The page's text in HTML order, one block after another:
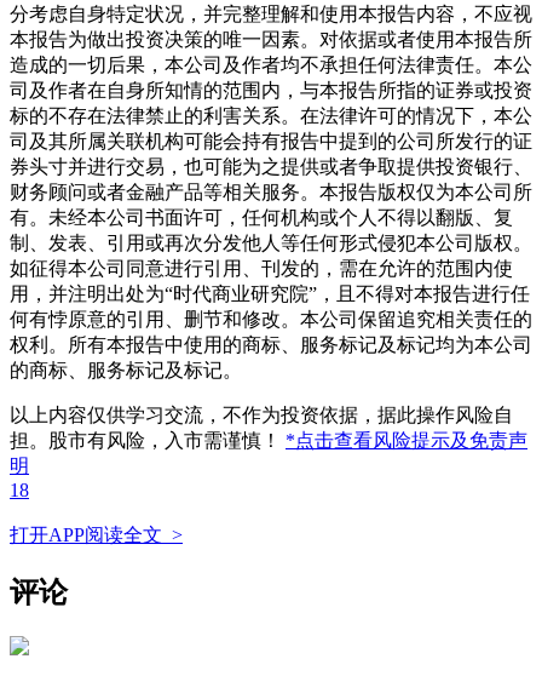
分考虑自身特定状况，并完整理解和使用本报告内容，不应视
本报告为做出投资决策的唯一因素。对依据或者使用本报告所
造成的一切后果，本公司及作者均不承担任何法律责任。本公
司及作者在自身所知情的范围内，与本报告所指的证券或投资
标的不存在法律禁止的利害关系。在法律许可的情况下，本公
司及其所属关联机构可能会持有报告中提到的公司所发行的证
券头寸并进行交易，也可能为之提供或者争取提供投资银行、
财务顾问或者金融产品等相关服务。本报告版权仅为本公司所
有。未经本公司书面许可，任何机构或个人不得以翻版、复
制、发表、引用或再次分发他人等任何形式侵犯本公司版权。
如征得本公司同意进行引用、刊发的，需在允许的范围内使
用，并注明出处为“时代商业研究院”，且不得对本报告进行任
何有悖原意的引用、删节和修改。本公司保留追究相关责任的
权利。所有本报告中使用的商标、服务标记及标记均为本公司
的商标、服务标记及标记。
以上内容仅供学习交流，不作为投资依据，据此操作风险自
担。股市有风险，入市需谨慎！ *点击查看风险提示及免责声
明
18
打开APP阅读全文 >
评论